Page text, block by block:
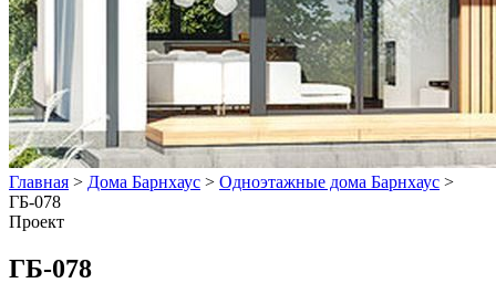
Главная > Дома Барнхаус > Одноэтажные дома Барнхаус >
ГБ-078
Проект
ГБ-078